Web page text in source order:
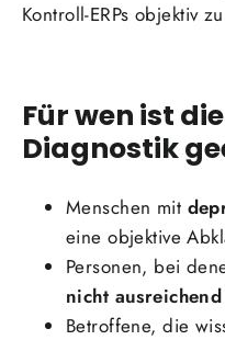
Kontroll-ERPs objektiv
Für wen ist
Diagnostik
Menschen mit
eine objektive
Personen, bei
nicht
Betroffene, die